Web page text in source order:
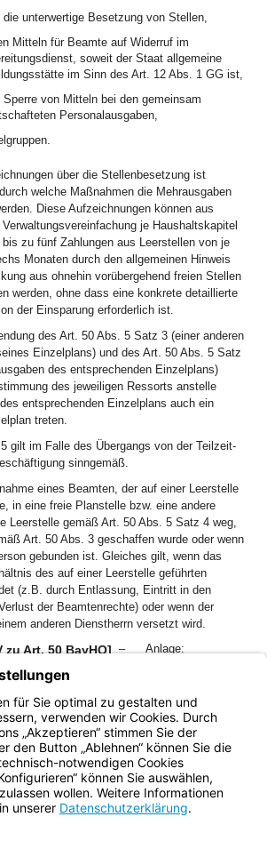
die unterwertige Besetzung von Stellen,
Mitteln für Beamte auf Widerruf im
soweit der Staat allgemeine
im Sinn des Art. 12 Abs. 1 GG ist,
Sperre von Mitteln bei den gemeinsam
Personalausgaben,
über die Stellenbesetzung ist
welche Maßnahmen die Mehrausgaben
Diese Aufzeichnungen können aus
je Haushaltskapitel
bis zu fünf Zahlungen aus Leerstellen von je
Monaten durch den allgemeinen Hinweis
aus ohnehin vorübergehend freien Stellen
werden, ohne dass eine konkrete detaillierte
der Einsparung erforderlich ist.
des Art. 50 Abs. 5 Satz 3 (einer anderen
Einzelplans) und des Art. 50 Abs. 5 Satz
des entsprechenden Einzelplans)
des jeweiligen Ressorts anstelle
entsprechenden Einzelplans auch ein
treten.
gilt im Falle des Übergangs von der Teilzeit-
sinngemäß.
eines Beamten, der auf einer Leerstelle
in eine freie Planstelle bzw. eine andere
Leerstelle gemäß Art. 50 Abs. 5 Satz 4 weg,
Art. 50 Abs. 3 geschaffen wurde oder wenn
gebunden ist. Gleiches gilt, wenn das
des auf einer Leerstelle geführten
(z.B. durch Entlassung, Eintritt in den
der Beamtenrechte) oder wenn der
anderen Dienstherrn versetzt wird.
zu Art. 50 BayHO] –
Anlage:
und den rechnungsmäßigen Nachweis
und sonstigen Leistungen bei
Abordnung und Zuweisung (VANBest)